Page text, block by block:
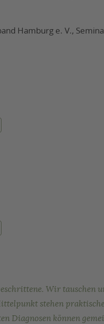
Hamburg e. V.,
Wir tauschen
stehen
Diagnosen können